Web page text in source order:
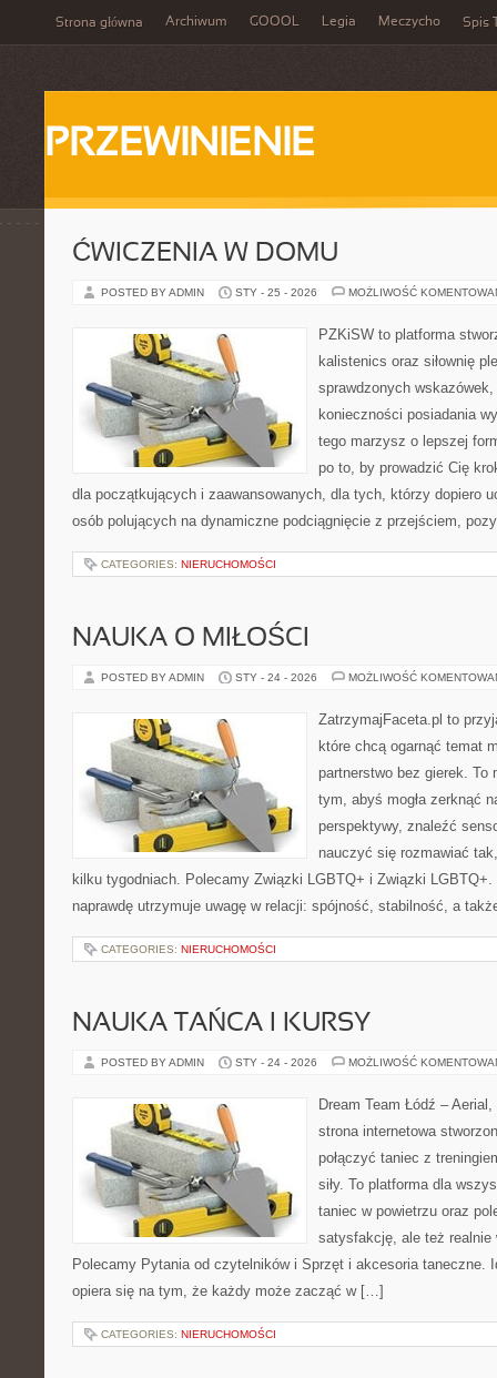
Strona główna Archiwum GOOOL Legia Meczycho Spis
PRZEWINIENIE
ĆWICZENIA W DOMU
POSTED BY ADMIN STY - 25 - 2026 MOŻLIWOŚĆ
PZKiSW to platforma
kalistenics oraz siłownię
sprawdzonych
konieczności posiadania
tego marzysz o lepszej
po to, by prowadzić Cię
dla początkujących i zaawansowanych, dla tych, którzy dopiero
osób polujących na dynamiczne podciągnięcie z przejściem,
CATEGORIES: NIERUCHOMOŚCI
NAUKA O MIŁOŚCI
POSTED BY ADMIN STY - 24 - 2026 MOŻLIWOŚĆ
ZatrzymajFaceta.pl to
które chcą ogarnąć temat
partnerstwo bez gierek. To
tym, abyś mogła zerknąć
perspektywy, znaleźć
nauczyć się rozmawiać
kilku tygodniach. Polecamy Związki LGBTQ+ i Związki
naprawdę utrzymuje uwagę w relacji: spójność, stabilność, a
CATEGORIES: NIERUCHOMOŚCI
NAUKA TAŃCA I KURSY
POSTED BY ADMIN STY - 24 - 2026 MOŻLIWOŚĆ
Dream Team Łódź –
strona internetowa
połączyć taniec z
siły. To platforma dla
taniec w powietrzu oraz
satysfakcję, ale też realnie
Polecamy Pytania od czytelników i Sprzęt i akcesoria taneczne.
opiera się na tym, że każdy może zacząć w […]
CATEGORIES: NIERUCHOMOŚCI